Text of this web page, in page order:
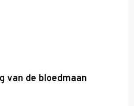
van de bloedmaan